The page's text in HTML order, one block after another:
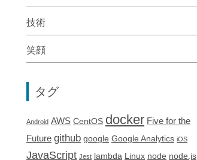
技術
笑顔
タグ
Android AWS CentOS docker Five for the
Future github google Google Analytics iOS
JavaScript Jest lambda Linux node node.js